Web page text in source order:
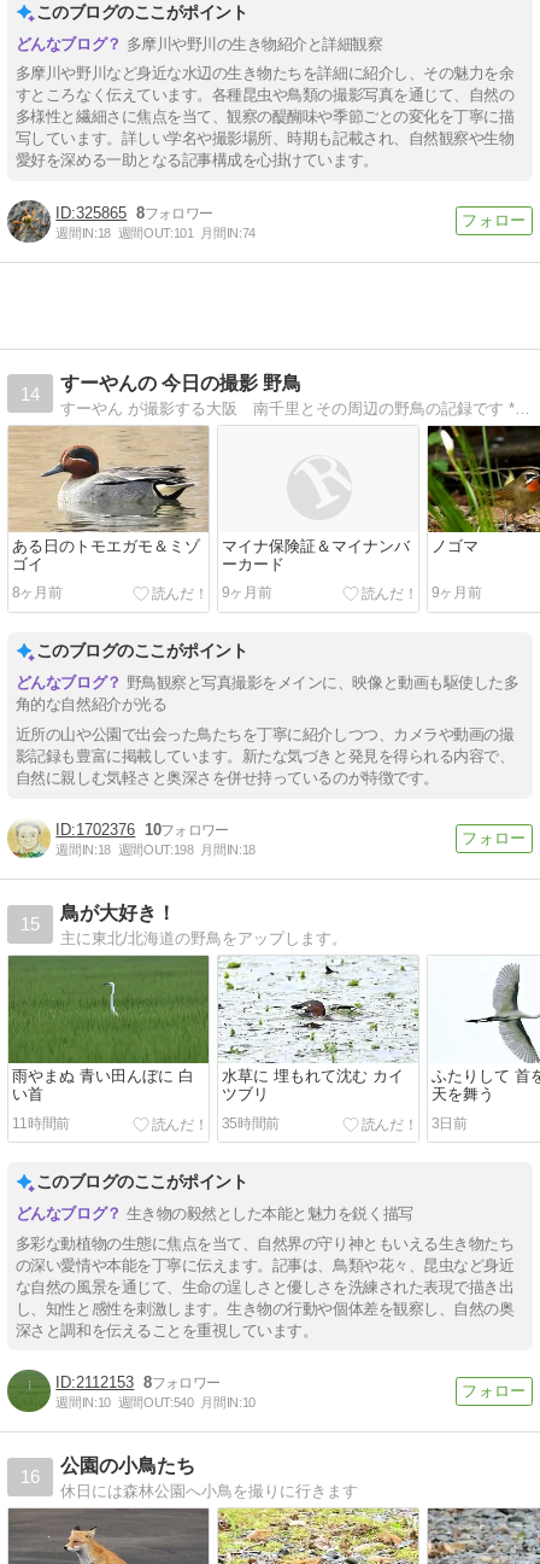
このブログのここがポイント
多摩川や野川の生き物紹介と詳細観察
多摩川や野川など身近な水辺の生き物たちを詳細に紹介し、その魅力を余
すところなく伝えています。各種昆虫や鳥類の撮影写真を通じて、自然の
多様性と繊細さに焦点を当て、観察の醍醐味や季節ごとの変化を丁寧に描
写しています。詳しい学名や撮影場所、時期も記載され、自然観察や生物
愛好を深める一助となる記事構成を心掛けています。
325865 8
週間IN:18 週間OUT:101 月間IN:74
14
すーやんの 今日の撮影 野鳥
すーやん が撮影する大阪 南千里とその周辺の野鳥の記録です **ステハン投稿禁止 **誹謗及び中傷のコメントは禁止します！
ある日のトモエガモ＆ミゾ
ゴイ
8ヶ月前
マイナ保険証＆マイナンバ
ーカード
9ヶ月前
ノゴマ
9ヶ月前
このブログのここがポイント
野鳥観察と写真撮影をメインに、映像と動画も駆使した多
角的な自然紹介が光る
近所の山や公園で出会った鳥たちを丁寧に紹介しつつ、カメラや動画の撮
影記録も豊富に掲載しています。新たな気づきと発見を得られる内容で、
自然に親しむ気軽さと奥深さを併せ持っているのが特徴です。
1702376 10
週間IN:18 週間OUT:198 月間IN:18
15
鳥が大好き！
主に東北/北海道の野鳥をアップします。
雨やまぬ 青い田んぼに 白
い首
11時間前
水草に 埋もれて沈む カイ
ツブリ
35時間前
ふたりして 首
天を舞う
3日前
このブログのここがポイント
生き物の毅然とした本能と魅力を鋭く描写
多彩な動植物の生態に焦点を当て、自然界の守り神ともいえる生き物たち
の深い愛情や本能を丁寧に伝えます。記事は、鳥類や花々、昆虫など身近
な自然の風景を通じて、生命の逞しさと優しさを洗練された表現で描き出
し、知性と感性を刺激します。生き物の行動や個体差を観察し、自然の奥
深さと調和を伝えることを重視しています。
2112153 8
週間IN:10 週間OUT:540 月間IN:10
16
公園の小鳥たち
休日には森林公園へ小鳥を撮りに行きます